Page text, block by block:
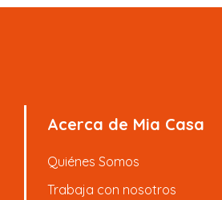
Acerca de Mia Casa
Quiénes Somos
Trabaja con nosotros